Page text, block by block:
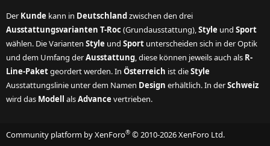
Der Kunde kann in Deutschlandzwischen den drei
Ausstattungsvarianten T-Roc(Grundausstattung),Style und Sport
wählen. Die Varianten Style und Sport unterscheiden sich in der Optik
und dem Umfang derAusstattung, diese können jeweils auch als R-
Line-Paketgeordert werden. In Österreich ist dieStyle
Ausstattungslinie unter dem Namen Design erhältlich. In derSchweiz
wird das Modell alsAdvance vertrieben.
Community platform by XenForo® © 2010-2026 XenForo Ltd.